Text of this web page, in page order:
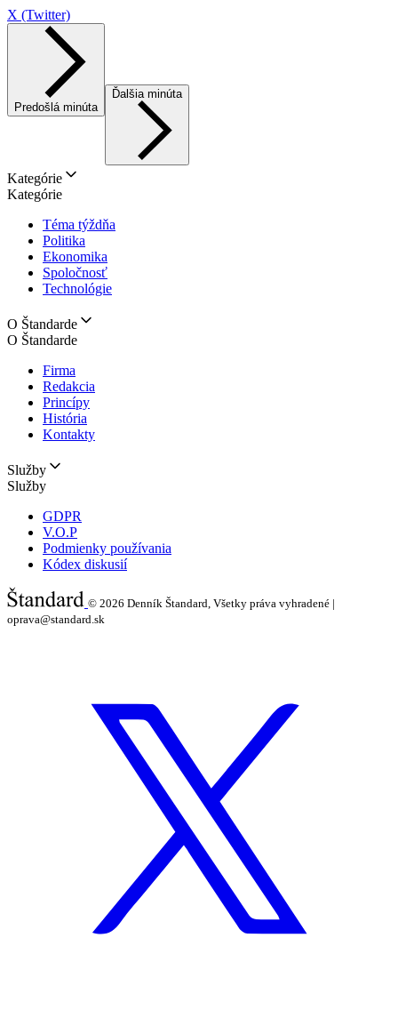
X (Twitter)
Predošlá minúta
Ďalšia minúta
Kategórie
Kategórie
Téma týždňa
Politika
Ekonomika
Spoločnosť
Technológie
O Štandarde
O Štandarde
Firma
Redakcia
Princípy
História
Kontakty
Služby
Služby
GDPR
V.O.P
Podmienky používania
Kódex diskusií
© 2026 Denník Štandard, Všetky práva vyhradené |
oprava@standard.sk